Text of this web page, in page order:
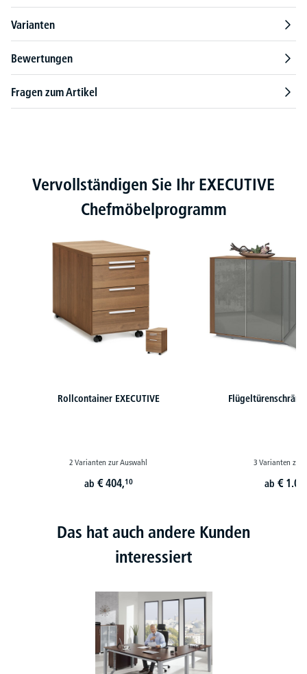
Varianten
Bewertungen
Fragen zum Artikel
Produktgalerie überspringen
Vervollständigen Sie Ihr EXECUTIVE
Chefmöbelprogramm
Rollcontainer EXECUTIVE
2 Varianten zur Auswahl
ab € 404,10
3 Varianten zur
ab €
Das hat auch andere Kunden
interessiert